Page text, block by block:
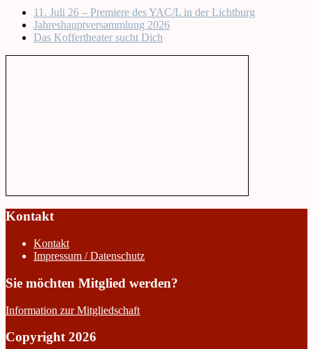
11. Juli 26 – Premiere des YAC/L in der Lichtburg
Jahreshauptversammlung 2026
Das Koffertheater sucht Dich
Kontakt
Kontakt
Impressum / Datenschutz
Sie möchten Mitglied werden?
Information zur Mitgliedschaft
Copyright 2026